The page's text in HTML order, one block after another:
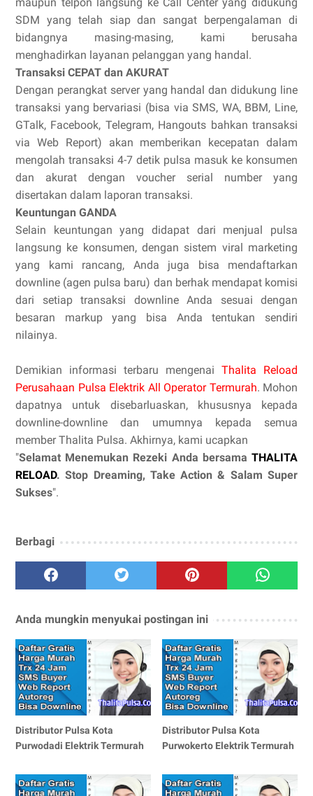
SDM yang telah siap dan sangat berpengalaman di
bidangnya masing-masing, kami berusaha
menghadirkan layanan pelanggan yang handal.
Transaksi CEPAT dan AKURAT
Dengan perangkat server yang handal dan didukung line
transaksi yang bervariasi (bisa via SMS, WA, BBM, Line,
GTalk, Facebook, Telegram, Hangouts bahkan transaksi
via Web Report) akan memberikan kecepatan dalam
mengolah transaksi 4-7 detik pulsa masuk ke konsumen
dan akurat dengan voucher serial number yang
disertakan dalam laporan transaksi.
Keuntungan GANDA
Selain keuntungan yang didapat dari menjual pulsa
langsung ke konsumen, dengan sistem viral marketing
yang kami rancang, Anda juga bisa mendaftarkan
downline (agen pulsa baru) dan berhak mendapat komisi
dari setiap transaksi downline Anda sesuai dengan
besaran markup yang bisa Anda tentukan sendiri
nilainya.
Demikian informasi terbaru mengenai Thalita Reload
Perusahaan Pulsa Elektrik All Operator Termurah. Mohon
dapatnya untuk disebarluaskan, khususnya kepada
downline-downline dan umumnya kepada semua
member Thalita Pulsa. Akhirnya, kami ucapkan
"Selamat Menemukan Rezeki Anda bersama THALITA
RELOAD. Stop Dreaming, Take Action & Salam Super
Sukses".
Berbagi
Anda mungkin menyukai postingan ini
Distributor Pulsa Kota
Purwodadi Elektrik Termurah
Distributor Pulsa Kota
Purwokerto Elektrik Termurah